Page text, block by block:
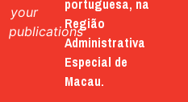
your
publications
portuguesa, na
Região
Administrativa
Especial de
Macau.